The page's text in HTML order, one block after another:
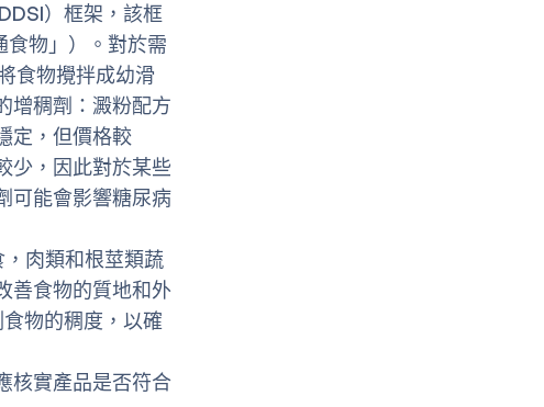
）框架，該框
物」）。對於需
食物攪拌成幼滑
增稠劑：澱粉配方
定，但價格較
少，因此對於某些
可能會影響糖尿病
肉類和根莖類蔬
善食物的質地和外
物的稠度，以確
核實產品是否符合